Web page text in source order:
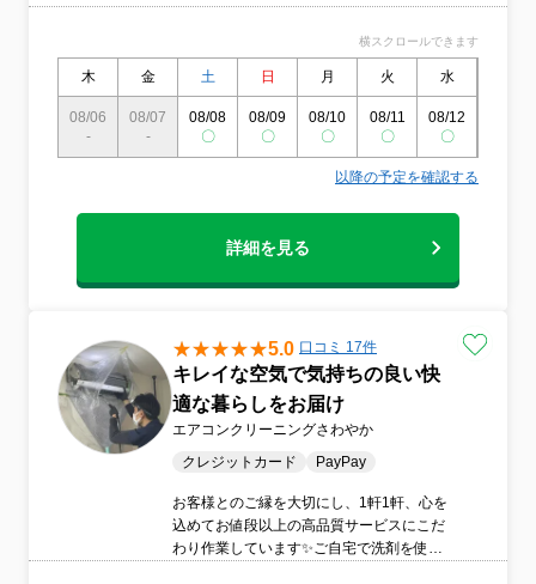
横スクロールできます
木 金 土 日 月 火 水
08/06
-
08/07
-
08/08
〇
08/09
〇
08/10
〇
08/11
〇
08/12
〇
以降の予定を確認する
詳細を見る
5.0 口コミ 17件
キレイな空気で気持ちの良い快
適な暮らしをお届け
エアコンクリーニングさわやか
クレジットカード
PayPay
お客様とのご縁を大切にし、1軒1軒、心を
込めてお値段以上の高品質サービスにこだ
わり作業しています✨ご自宅で洗剤を使う